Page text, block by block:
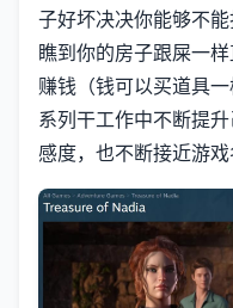
子好坏决决你能够不
瞧到你的房子跟屎一
赚钱（钱可以买道具
系列干工作中不断提
感度，也不断接近游